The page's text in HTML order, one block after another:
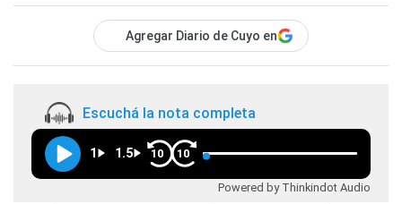
Agregar Diario de Cuyo en
Escuchá la nota completa
1 1.5 10 10
Powered by Thinkindot Audio